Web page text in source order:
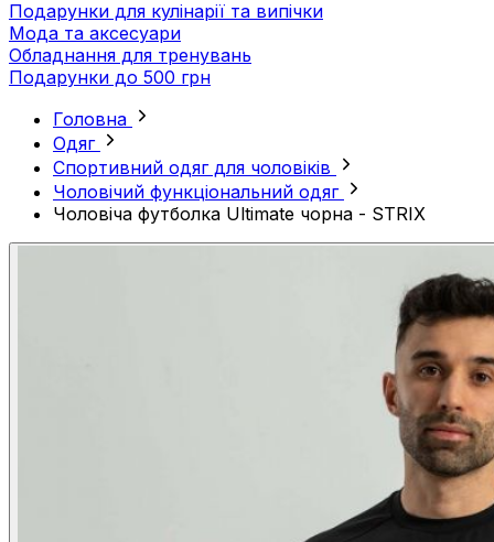
Подарунки для кулінарії та випічки
Мода та аксесуари
Обладнання для тренувань
Подарунки до 500 грн
Головна
Одяг
Спортивний одяг для чоловіків
Чоловічий функціональний одяг
Чоловіча футболка Ultimate чорна - STRIX